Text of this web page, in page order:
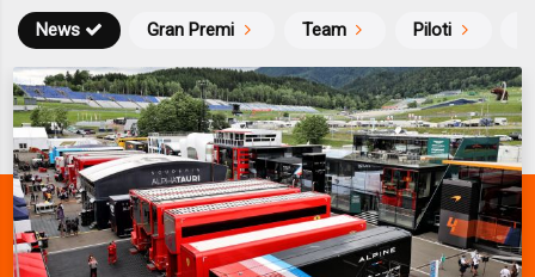
News Gran Premi Team Piloti